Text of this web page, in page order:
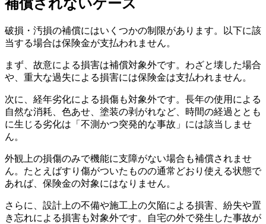
補償されないケース
破損・汚損の補償にはいくつかの制限があります。以下に該
当する場合は保険金が支払われません。
まず、故意による損害は補償対象外です。わざと壊した場合
や、重大な過失による損害には保険金は支払われません。
次に、経年劣化による損傷も対象外です。長年の使用による
自然な消耗、色あせ、塗装の剥がれなど、時間の経過ととも
に生じる劣化は「不測かつ突発的な事故」には該当しませ
ん。
外観上の損傷のみで機能に支障がない場合も補償されませ
ん。たとえばすり傷がついたものの通常どおり使える状態で
あれば、保険金の対象にはなりません。
さらに、設計上の不備や施工上の欠陥による損害、紛失や置
き忘れによる損害も対象外です。自宅の外で発生した事故が